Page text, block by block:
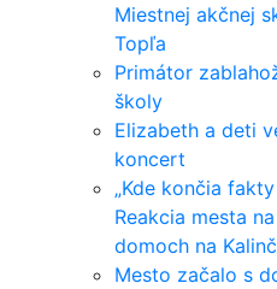
Miestnej akčnej
Topľa
Primátor
školy
Elizabeth a deti
koncert
„Kde končia
Reakcia mesta
domoch na
Mesto začalo s